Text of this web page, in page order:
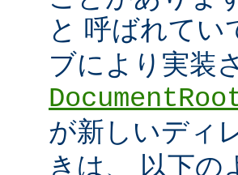
と 呼ばれてい
ブにより実装
が新しいディ
きは、 以下の